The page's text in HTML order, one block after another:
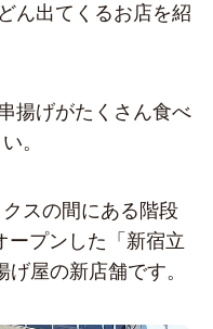
ん出てくるお店を紹
揚げがたくさん食べ
。
スの間にある階段
ープンした「新宿立
屋の新店舗です。